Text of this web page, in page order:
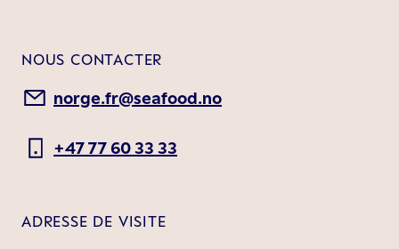
NOUS CONTACTER
norge.fr@seafood.no
+47 77 60 33 33
ADRESSE DE VISITE